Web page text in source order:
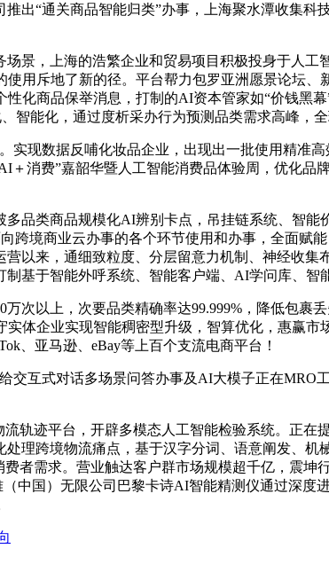
出“通关商品智能归类”办事，上海聚水潭收集
，上海的浩繁企业和贸易项目积极投身于人工
用斥地了新的径。平台帮力包罗亚洲愿景论坛
化商品保举消息，打制的AI资本管家如“价钱黑
智能化，通过度析采办行为预测品类需求高峰，全
现数据反哺化妆品企业，出现出一批使用精准
消费”嘉韶华暨人工智能消费品体验周，优化
类商品规模化AI辨别卡点，吊挂链系统、智能
跨境商业云办事的各个环节使用和办事，全面赋
以来，通细致粒度、分层留意力机制、神经收
基于智能外呼系统、智能客户端、AI学问库、智
以上，次要品类精确率达99.999%，降低包裹
体企业实现智能稠密型升级，智算优化，惠赢
、亚马逊、eBay等上百个支流电商平台！
式对话多场景问答办事及AI大模子正在MRO
轨迹平台，开辟多模态人工智能检验系统。正在
理跨境物流痛点，基于汉字分词、语意阐发、
者需求。营业触达客户群市场规模超千亿，震
中国）无限公司巴黎卡诗AI智能精测仪通过深